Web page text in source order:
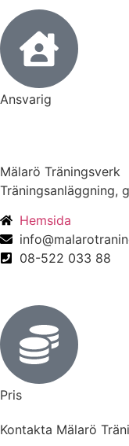
Ansvarig
Mälarö Träningsverk
Träningsanläggning,
Hemsida
08-522 033 88
Pris
Kontakta Mälarö